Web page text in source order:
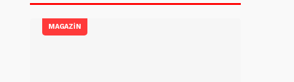
MAGAZİN